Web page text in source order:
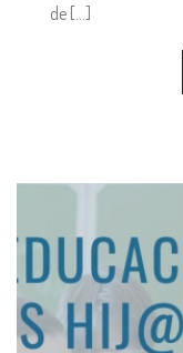
de [...]